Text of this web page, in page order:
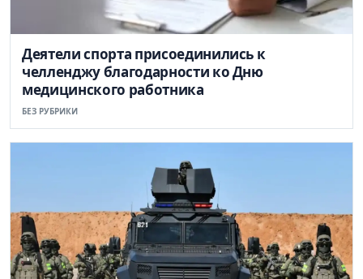
Деятели спорта присоединились к
челленджу благодарности ко Дню
медицинского работника
БЕЗ РУБРИКИ